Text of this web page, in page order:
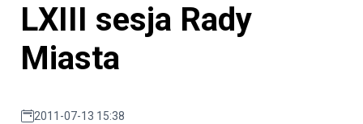
LXIII sesja Rady
Miasta
2011-07-13 15:38